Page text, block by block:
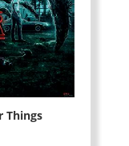
Things